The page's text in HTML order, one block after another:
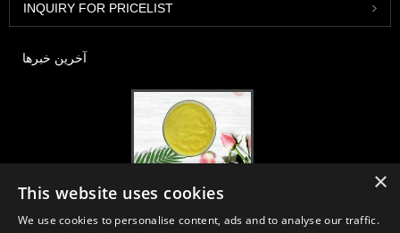
INQUIRY FOR PRICELIST
آخرین خبرها
ما مواد اولیه و فرآورده های اساسی مواد مغذی ، مکمل ها و صنایع غذایی و
×
This website uses cookies
We use cookies to personalise content, ads and to analyse our traffic.